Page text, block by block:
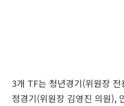
3개 TF는 청년경기(위원장 전
정경기(위원장 김영진 의원),